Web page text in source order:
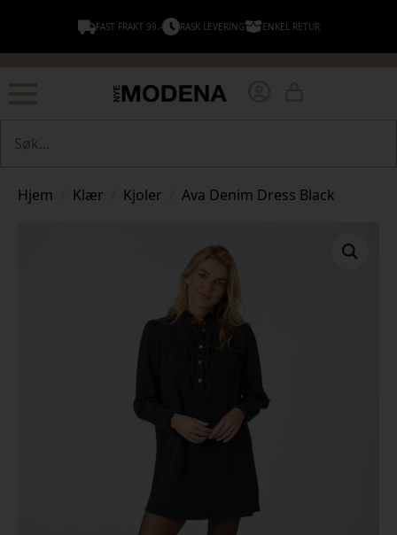
FAST FRAKT 99,- RASK LEVERING ENKEL RETUR
Hjem Klær Kjoler Ava Denim Dress Black